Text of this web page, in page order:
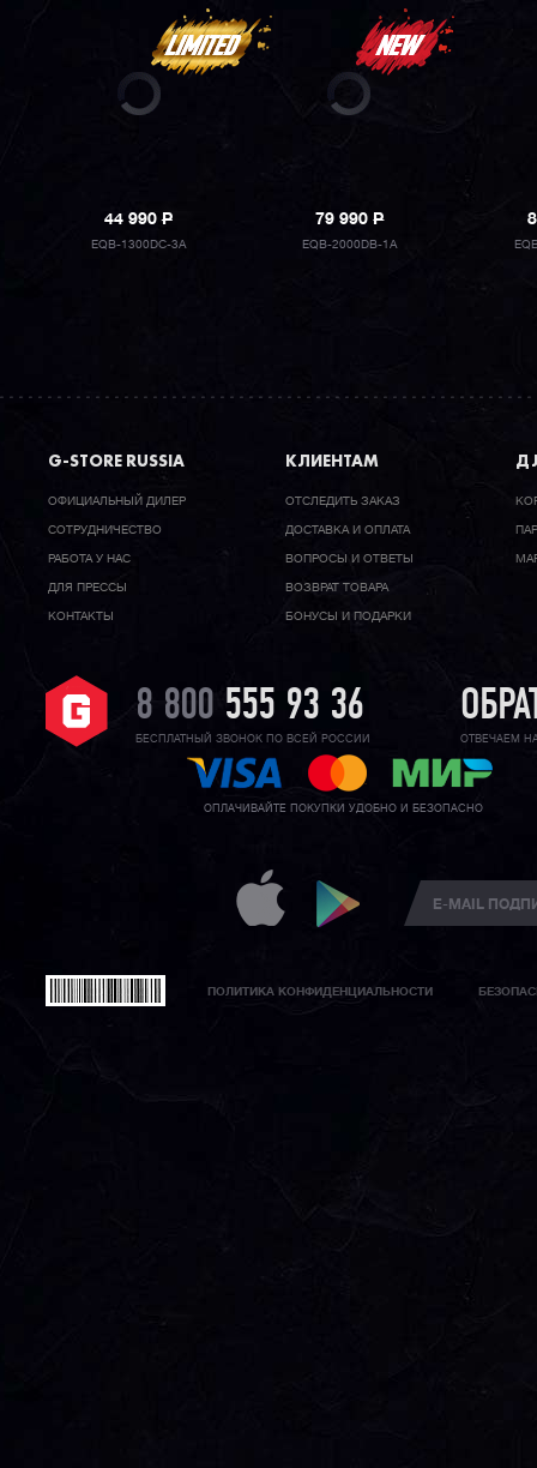
44 990P
EQB-1300DC-3A
79 990P
EQB-2000DB-1A
G-STORE RUSSIA
ОФИЦИАЛЬНЫЙ ДИЛЕР
CОТРУДНИЧЕСТВО
РАБОТА У НАС
ДЛЯ ПРЕССЫ
КОНТАКТЫ
КЛИЕНТАМ
ОТСЛЕДИТЬ ЗАКАЗ
ДОСТАВКА И ОПЛАТА
ВОПРОСЫ И ОТВЕТЫ
ВОЗВРАТ ТОВАРА
БОНУСЫ И ПОДАРКИ
8 800 555 93 36
БЕСПЛАТНЫЙ ЗВОНОК ПО ВСЕЙ РОССИИ ОТВЕЧАЕМ
ОПЛАЧИВАЙТЕ ПОКУПКИ УДОБНО И БЕЗОПАСНО
ПОЛИТИКА КОНФИДЕНЦИАЛЬНОСТИ